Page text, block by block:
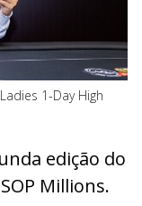
1-Day High
edição do
Millions.